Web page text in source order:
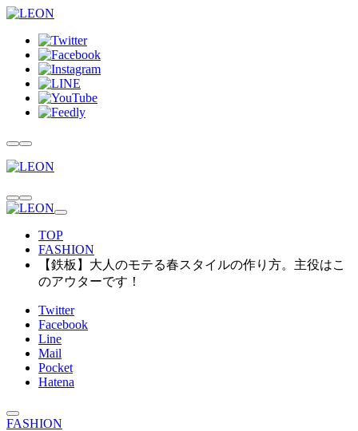
TOP
FASHION
【鉄板】大人のモテる春スタイルの作り方。主役はこ
のアウターです！
Twitter
Facebook
Line
Mail
Pocket
Hatena
FASHION